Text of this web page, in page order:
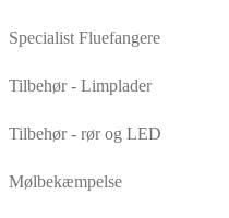
Specialist Fluefangere
Tilbehør - Limplader
Tilbehør - rør og LED
Mølbekæmpelse